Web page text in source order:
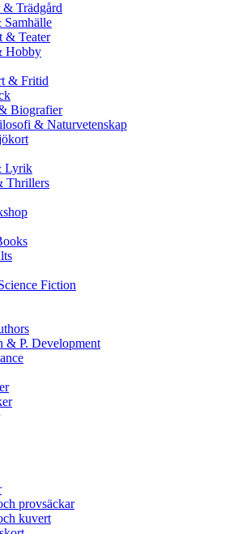
Trädgård
& Teater
Hobby
& Fritid
Biografier
& Naturvetenskap
Lyrik
Thrillers
Fiction
& P. Development
provsäckar
kuvert